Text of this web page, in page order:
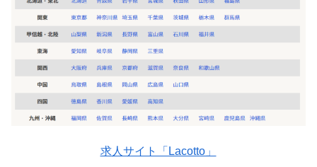
求人サイト「Lacotto」